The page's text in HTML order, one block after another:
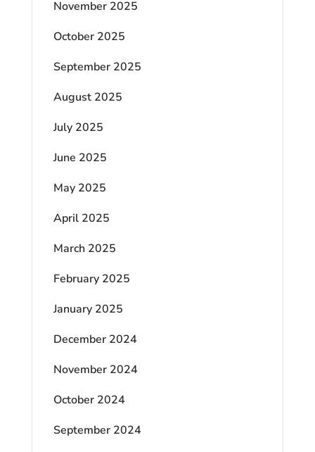
November 2025
October 2025
September 2025
August 2025
July 2025
June 2025
May 2025
April 2025
March 2025
February 2025
January 2025
December 2024
November 2024
October 2024
September 2024